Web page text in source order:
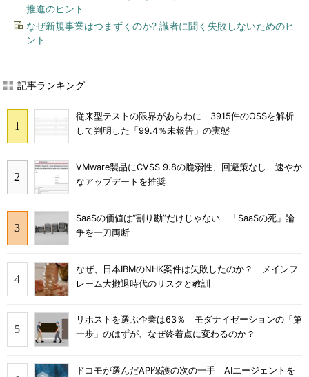
推進のヒント
なぜ新規事業はつまずくのか? 識者に聞く失敗しないためのヒ
ント
記事ランキング
従来型テストの限界があらわに 3915件のOSSを解析
して判明した「99.4％未報告」の実態
VMware製品にCVSS 9.8の脆弱性、回避策なし 速やか
なアップデートを推奨
SaaSの価値は“割り勘”だけじゃない 「SaaSの死」論
争を一刀両断
なぜ、日本IBMのNHK案件は失敗したのか？ メインフ
レーム大撤退時代のリスクと教訓
リホストを選ぶ企業は63％ モダナイゼーションの「第
一歩」のはずが、なぜ終着点に変わるのか？
ドコモが選んだAPI保護の次の一手 AIエージェントを